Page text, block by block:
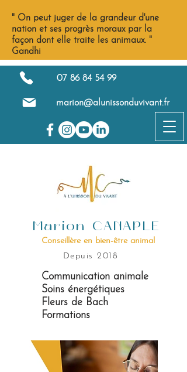
" On peut juger de la grandeur d'une
nation et ses progrès moraux par la
façon dont elle traite les animaux. "
Gandhi
07 86 84 54 99
marion@alunissonduvivant.fr
Marion CANAPLE
Conseillère en bien-être animal
Depuis 2018
Communication animale
Soins énergétiques
Fleurs de Bach
Formations